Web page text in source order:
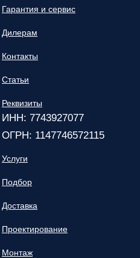
Гарантия и сервис
Дилерам
Контакты
Статьи
Реквизиты
ИНН: 7743927077
ОГРН: 1147746572115
Услуги
Подбор
Доставка
Проектирование
Монтаж